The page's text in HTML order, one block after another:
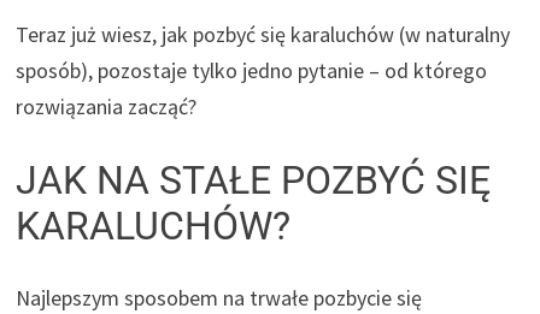
Teraz już wiesz, jak pozbyć się karaluchów (w naturalny
sposób), pozostaje tylko jedno pytanie – od którego
rozwiązania zacząć?
JAK NA STAŁE POZBYĆ SIĘ
KARALUCHÓW?
Najlepszym sposobem na trwałe pozbycie się